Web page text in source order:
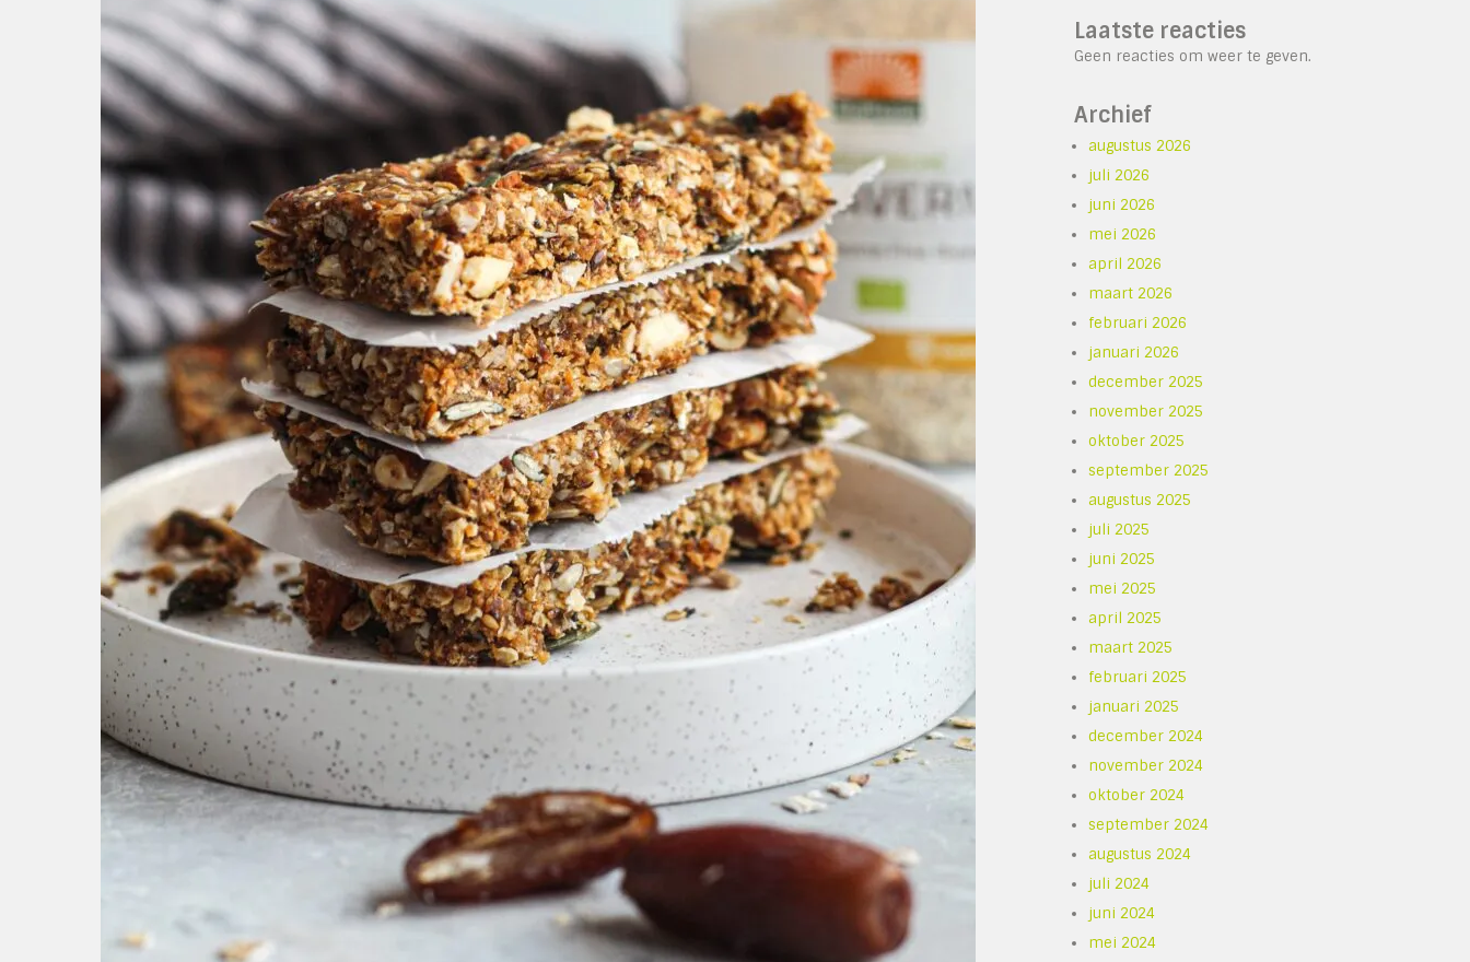
Laatste reacties
Geen reacties om weer te geven.
Archief
augustus 2026
juli 2026
juni 2026
mei 2026
april 2026
maart 2026
februari 2026
januari 2026
december 2025
november 2025
oktober 2025
september 2025
augustus 2025
juli 2025
juni 2025
mei 2025
april 2025
maart 2025
februari 2025
januari 2025
december 2024
november 2024
oktober 2024
september 2024
augustus 2024
juli 2024
juni 2024
mei 2024